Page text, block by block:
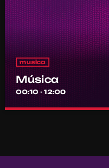
musica
Música
00:10 - 12:00
Música